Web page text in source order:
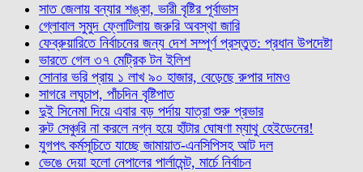
সাত জেলায় বন্যার শঙ্কা, ভারী বৃষ্টির পূর্বাভাস
গ্লোবাল সুমুদ ফ্লোটিলায় জরুরি অবস্থা জারি
ফেব্রুয়ারিতে নির্বাচনের জন্য দেশ সম্পূর্ণ প্রস্তুত: প্রধান উপদেষ্টা
ভারতে গেল ৩৭ মেট্রিক টন ইলিশ
সোনার ভরি প্রায় ১ লাখ ৯০ হাজার, বেড়েছে রুপার দামও
সাগরে লঘুচাপ, পাঁচদিন বৃষ্টিপাত
দুই সিনেমা দিয়ে এবার বড় পর্দায় যাত্রা শুরু প্রভার
রুট সেঞ্চুরি না করলে নগ্ন হয়ে হাঁটার ঘোষণা ম্যাথু হেইডেনের!
যুগপৎ কর্মসূচিতে যাচ্ছে জামায়াত-এনসিপিসহ আট দল
ভেঙে দেয়া হলো নেপালের পার্লামেন্ট, মার্চে নির্বাচন